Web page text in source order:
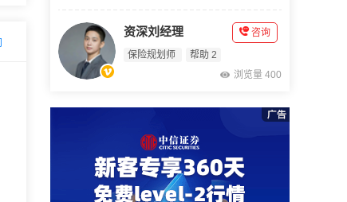
资深刘经理
保险规划师 帮助 2
咨询
浏览量 400